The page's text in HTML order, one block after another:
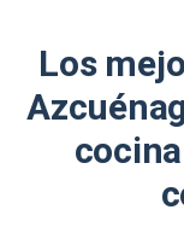
Los